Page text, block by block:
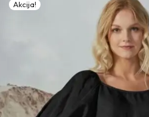
Akcija!